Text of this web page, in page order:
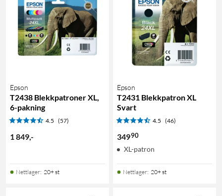
Epson
T2438 Blekkpatroner XL,
6-pakning
4.5 (57)
1 849-
Nettlager: 20+ st
Epson
T2431 Blekkpatron XL
Svart
4.5 (46)
34990
XL-patron
Nettlager: 20+ st